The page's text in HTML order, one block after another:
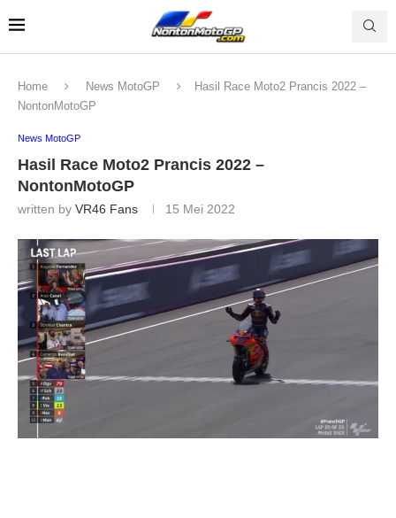
Home News MotoGP
Hasil Race Moto2 Prancis 2022 –
NontonMotoGP
News MotoGP
Hasil Race Moto2 Prancis 2022 –
NontonMotoGP
written by VR46 Fans 15 Mei 2022